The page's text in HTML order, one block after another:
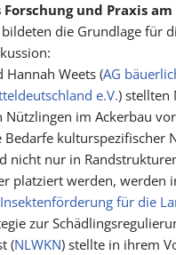
Forschung und Praxis
die Grundlage für
Hannah Weets (AG
e.V.) stell­ten
Nützlingen im Ackerbau
Bedarfe kulturspezifischer
nicht nur in
platziert werden, werden
für die
zur
(NLWKN) stellte in ihrem